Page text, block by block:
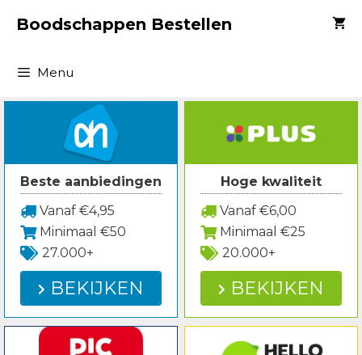
naarBoodschappen Bestellen
Menu
Beste aanbiedingen
Vanaf €4,95
Minimaal €50
27.000+
BEKIJKEN
Hoge kwaliteit
Vanaf €6,00
Minimaal €25
20.000+
BEKIJKEN